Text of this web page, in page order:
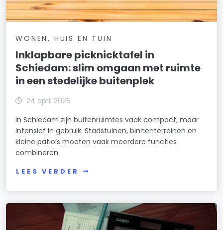
WONEN, HUIS EN TUIN
Inklapbare picknicktafel in
Schiedam: slim omgaan met ruimte
in een stedelijke buitenplek
24 april 2026
In Schiedam zijn buitenruimtes vaak compact, maar
intensief in gebruik. Stadstuinen, binnenterreinen en
kleine patio’s moeten vaak meerdere functies
combineren.
LEES VERDER